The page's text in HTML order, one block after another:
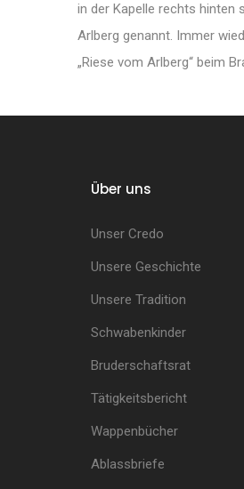
in der Kapelle rechts hinten
Arlberg genannt. Immer
„Riese vom Arlberg“ beim
Über uns
Unser Credo
Unsere Geschichte
Unsere Tradition
Schwabenkinder
Bruderschaftsrat
Tätigkeitsbericht
Wappenbücher
Ablassbriefe